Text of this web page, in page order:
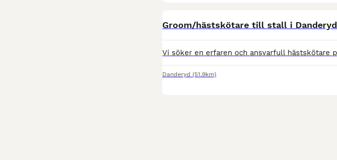
Groom/hästskötare till stall i Danderyd
Danderyd (51.9km)